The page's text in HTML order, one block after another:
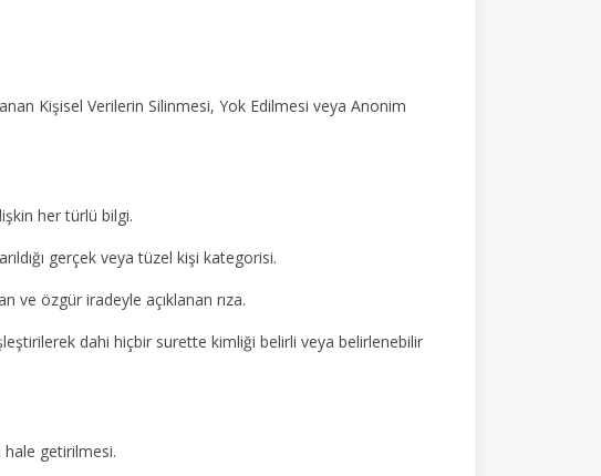
Kişisel Verilerin Silinmesi, Yok Edilmesi veya Anonim
her türlü bilgi.
gerçek veya tüzel kişi kategorisi.
ve özgür iradeyle açıklanan rıza.
dahi hiçbir surette kimliği belirli veya belirlenebilir
getirilmesi.